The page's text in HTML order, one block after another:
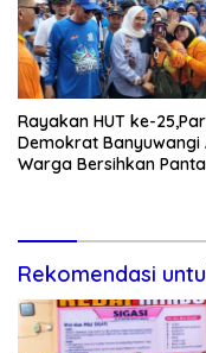
Rayakan HUT ke-
Demokrat Banyuwangi
Warga Bersihkan
Rekomendasi